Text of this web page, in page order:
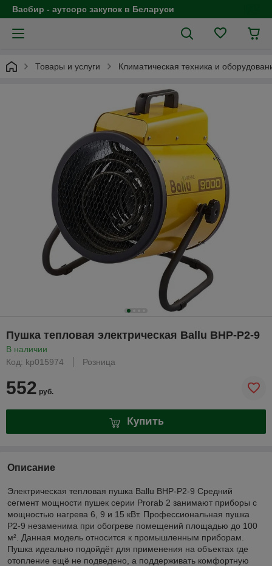
Васбир - аутсорс закупок в Беларуси
Товары и услуги Климатическая техника и
Пушка тепловая электрическая Ballu BHP-P2-9
В наличии
Код: kp015974
Розница
552 руб.
Купить
Описание
Электрическая тепловая пушка Ballu BHP-P2-9 Средний
сегмент мощности пушек серии Prorab 2 занимают приборы с
мощностью нагрева 6, 9 и 15 кВт. Профессиональная пушка
P2-9 незаменима при обогреве помещений площадью до 100
м². Данная модель относится к промышленным приборам.
Пушка идеально подойдёт для применения на объектах где
отопление ещё не подведено, а поддерживать комфортную